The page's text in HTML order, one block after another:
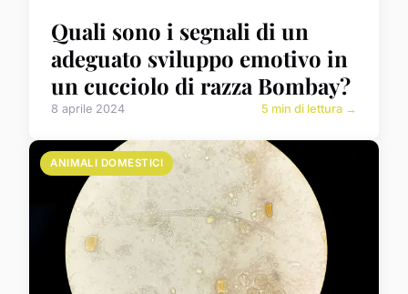
Quali sono i segnali di un
adeguato sviluppo emotivo in
un cucciolo di razza Bombay?
8 aprile 2024 5 min di lettura →
ANIMALI DOMESTICI